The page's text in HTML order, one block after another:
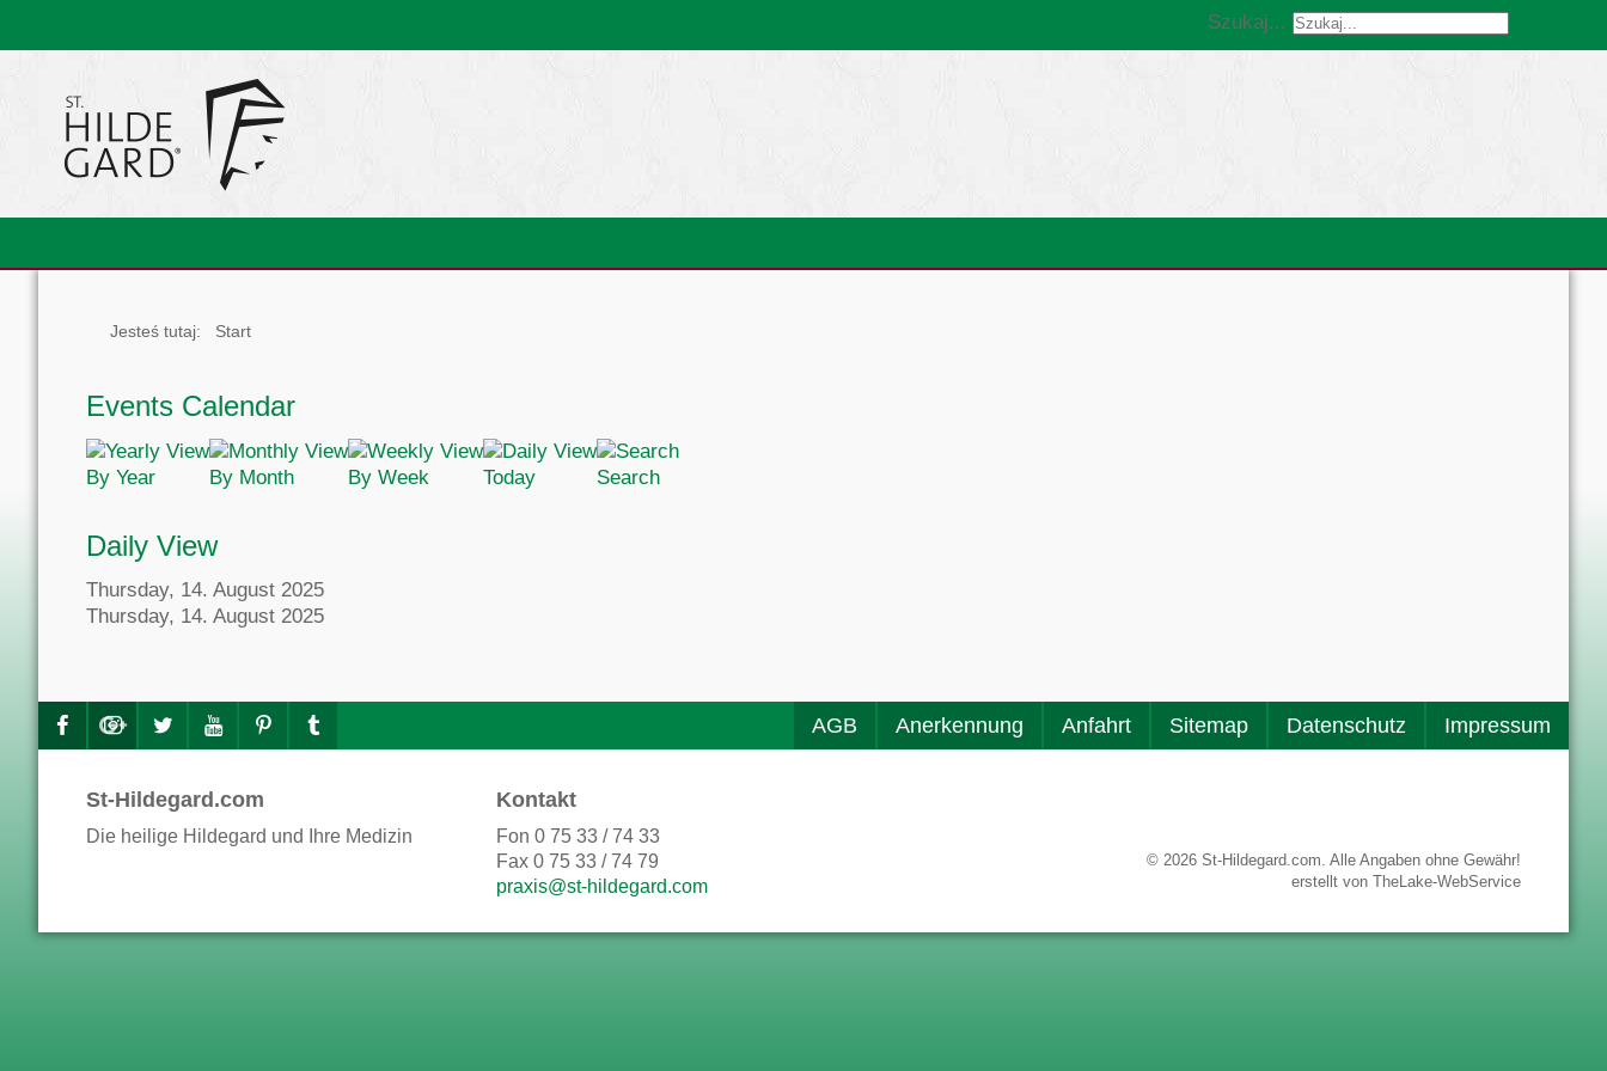
Szukaj...
Jesteś tutaj: Start
Events Calendar
By Year By Month By Week Today Search
Daily View
Thursday, 14. August 2025
Thursday, 14. August 2025
AGB Anerkennung Anfahrt Sitemap Datenschutz Impressum
St-Hildegard.com
Die heilige Hildegard und Ihre Medizin
Kontakt
Fon 0 75 33 / 74 33
Fax 0 75 33 / 74 79
praxis@st-hildegard.com
© 2026 St-Hildegard.com. Alle Angaben ohne Gewähr!
erstellt von TheLake-WebService